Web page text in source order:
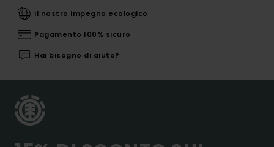
Il nostro impegno ecologico
Pagamento 100% sicuro
Hai bisogno di aiuto?